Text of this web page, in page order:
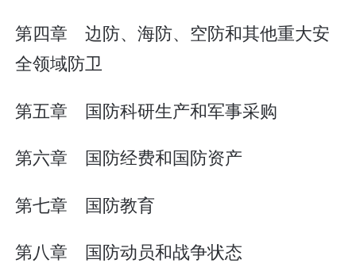
第四章 边防、海防、空防和其他重大安
全领域防卫
第五章 国防科研生产和军事采购
第六章 国防经费和国防资产
第七章 国防教育
第八章 国防动员和战争状态